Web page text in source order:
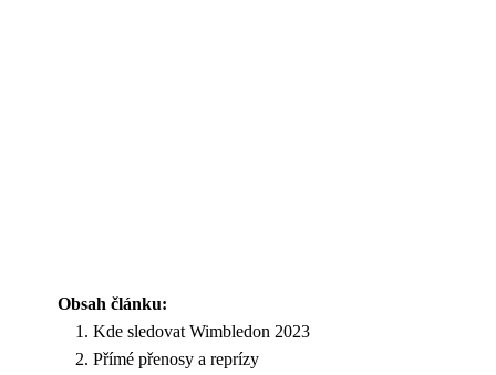
Obsah článku:
Kde sledovat Wimbledon 2023
Přímé přenosy a reprízy